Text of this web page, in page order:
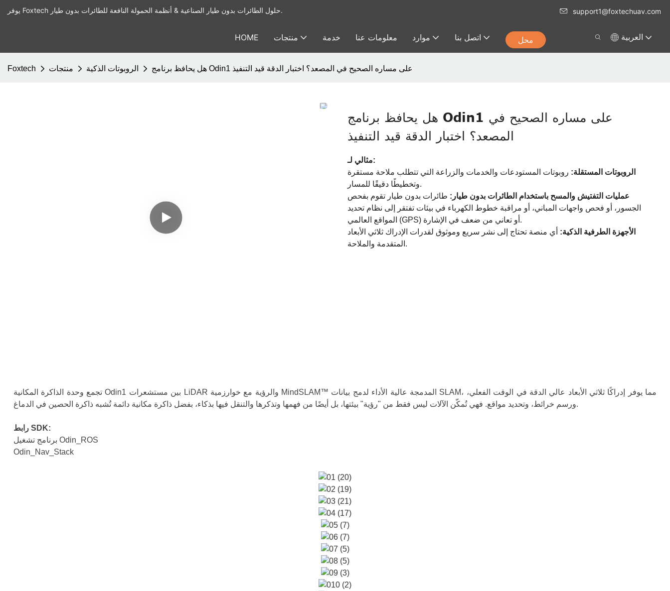
يوفر Foxtech حلول الطائرات بدون طيار الصناعية & أنظمة الحمولة النافعة للطائرات بدون طيار. support1@foxtechuav.com
HOME منتجات خدمة معلومات عنا موارد اتصل بنا محل العربية
Foxtech منتجات الروبوتات الذكية هل يحافظ برنامج Odin1 على مساره الصحيح في المصعد؟ اختبار الدقة قيد التنفيذ
هل يحافظ برنامج Odin1 على مساره الصحيح في
المصعد؟ اختبار الدقة قيد التنفيذ
مثالي لـ:
الروبوتات المستقلة: روبوتات المستودعات والخدمات والزراعة التي تتطلب ملاحة مستقرة
وتخطيطًا دقيقًا للمسار.
عمليات التفتيش والمسح باستخدام الطائرات بدون طيار: طائرات بدون طيار تقوم بفحص
الجسور، أو فحص واجهات المباني، أو مراقبة خطوط الكهرباء في بيئات تفتقر إلى نظام تحديد
المواقع العالمي (GPS) أو تعاني من ضعف في الإشارة.
الأجهزة الطرفية الذكية: أي منصة تحتاج إلى نشر سريع وموثوق لقدرات الإدراك ثلاثي الأبعاد
المتقدمة والملاحة.
تجمع وحدة الذاكرة المكانية Odin1 بين مستشعرات LiDAR والرؤية مع خوارزمية MindSLAM™ المدمجة عالية الأداء لدمج بيانات SLAM، مما يوفر إدراكًا ثلاثي الأبعاد عالي الدقة في الوقت الفعلي،
ورسم خرائط، وتحديد مواقع. فهي تُمكّن الآلات ليس فقط من "رؤية" بيئتها، بل أيضًا من فهمها وتذكرها والتنقل فيها بذكاء، بفضل ذاكرة مكانية دائمة تُشبه ذاكرة الحصين في الدماغ.
رابط SDK:
برنامج تشغيل Odin_ROS
Odin_Nav_Stack